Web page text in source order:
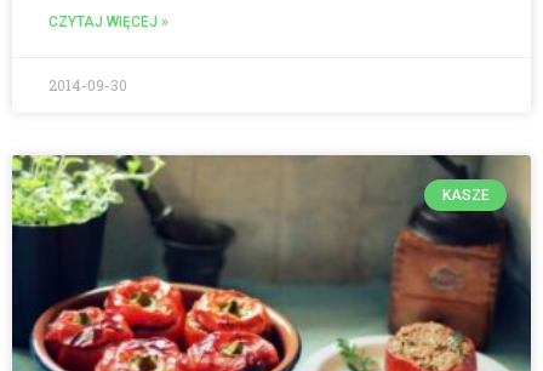
CZYTAJ WIĘCEJ »
2014-09-30
KASZE